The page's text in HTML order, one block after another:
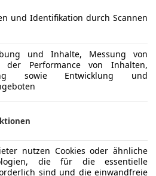
4,6 – 4,9 x 1,7 x 2,0 m
– 2,6 m
l
keine Angabe
1.998 – 2.494 cm³
– 310 Nm
und Identifikation durch Scannen
und Inhalte, Messung von
der Performance von Inhalten,
sowie Entwicklung und
nutzen Cookies oder ähnliche
die für die essentielle
sind und die einwandfreie